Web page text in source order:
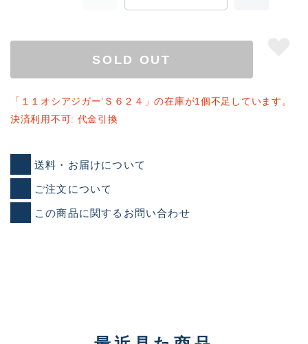
SOLD OUT
「１１オシアジガー’Ｓ６２４」の在庫が1個不足しています。
決済利用不可: 代金引換
送料・お届けについて
ご注文について
この商品に関するお問い合わせ